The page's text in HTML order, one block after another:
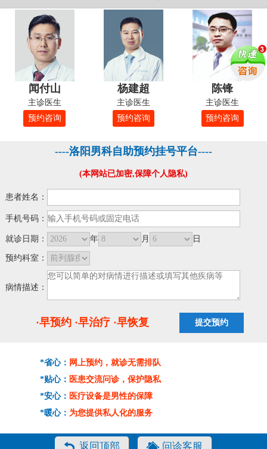
闻付山
主诊医生
预约咨询
杨建超
主诊医生
预约咨询
陈锋
主诊医生
预约咨询
----洛阳男科自助预约挂号平台----
(本网站已加密,保障个人隐私)
患者姓名：
手机号码：
就诊日期： 年 月 日
预约科室：
病情描述：
·早预约 ·早治疗 ·早恢复
*省心： 网上预约，就诊无需排队
*贴心： 医患交流问诊，保护隐私
*安心： 医疗设备是男性的保障
*暖心： 为您提供私人化的服务
返回顶部 问诊客服